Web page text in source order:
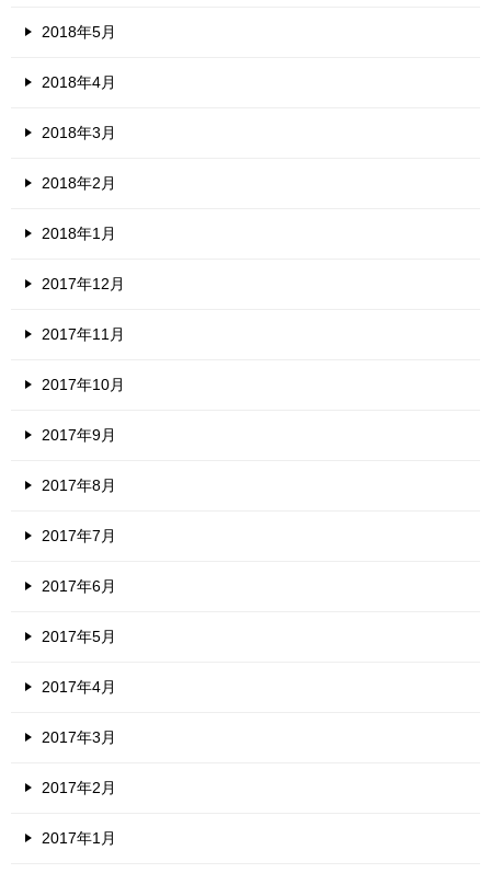
2018年5月
2018年4月
2018年3月
2018年2月
2018年1月
2017年12月
2017年11月
2017年10月
2017年9月
2017年8月
2017年7月
2017年6月
2017年5月
2017年4月
2017年3月
2017年2月
2017年1月